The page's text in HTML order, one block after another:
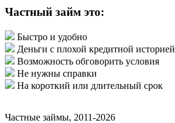
Частный займ это:
Быстро и удобно
Деньги с плохой кредитной историей
Возможность обговорить условия
Не нужны справки
На короткий или длительный срок
Частные займы, 2011-2026